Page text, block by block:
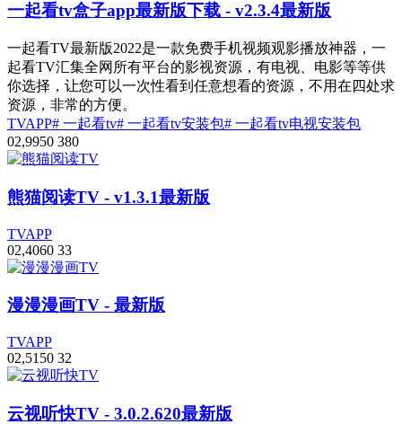
一起看tv盒子app最新版下载 - v2.3.4最新版
一起看TV最新版2022是一款免费手机视频观影播放神器，一
起看TV汇集全网所有平台的影视资源，有电视、电影等等供
你选择，让您可以一次性看到任意想看的资源，不用在四处求
资源，非常的方便。
TVAPP# 一起看tv# 一起看tv安装包# 一起看tv电视安装包
02,9950 380
熊猫阅读TV - v1.3.1最新版
TVAPP
02,4060 33
漫漫漫画TV - 最新版
TVAPP
02,5150 32
云视听快TV - 3.0.2.620最新版